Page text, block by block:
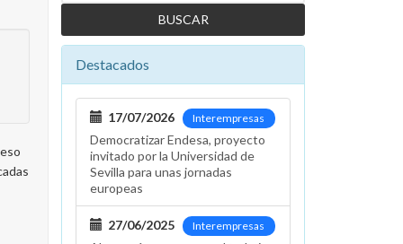
Destacados
Interempresas
17/07/2026
Democratizar Endesa, proyecto
invitado por la Universidad de
Sevilla para unas jornadas
europeas
Interempresas
27/06/2025